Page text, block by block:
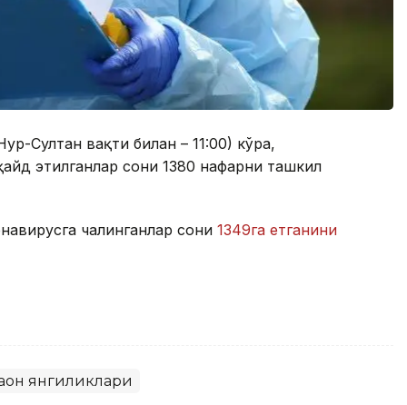
Султан вақти билан – 11:00) кўра,
этилганлар сони 1380 нафарни ташкил
чалинганлар сони 1349га етганини
янгиликлари